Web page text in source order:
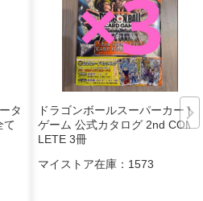
タ
て
ドラゴンボールスーパーカード
ゲーム 公式カタログ 2nd COMP
LETE 3冊
マイストア在庫： 1573